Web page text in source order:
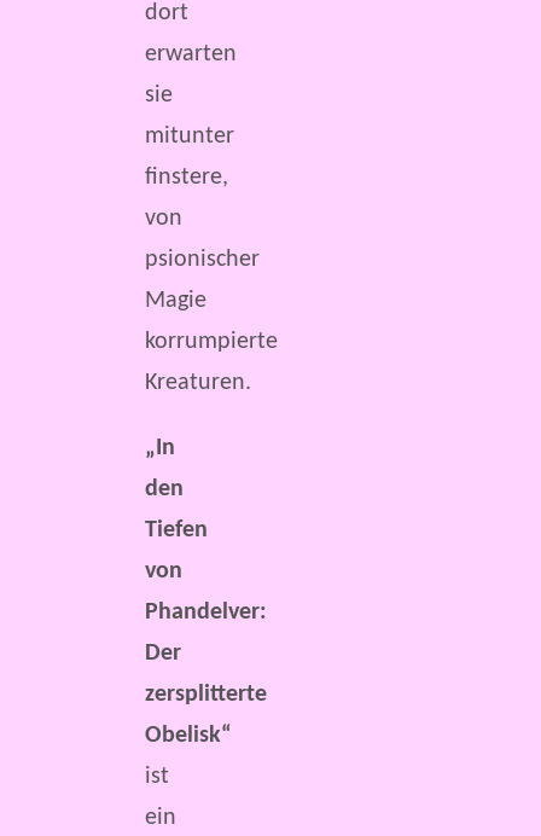
dort
erwarten
sie
mitunter
finstere,
von
psionischer
Magie
korrumpierte
Kreaturen.
„In
den
Tiefen
von
Phandelver:
Der
zersplitterte
Obelisk“
ist
ein